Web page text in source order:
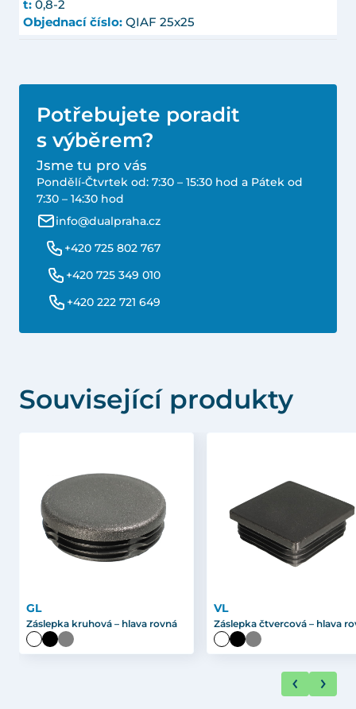
t: 0,8-2
Objednací číslo: QIAF 25x25
Potřebujete poradit
s výběrem?
Jsme tu pro vás
Pondělí-Čtvrtek od: 7:30 – 15:30 hod a Pátek od
7:30 – 14:30 hod
info@dualpraha.cz
+420 725 802 767
+420 725 349 010
+420 222 721 649
Související produkty
GL
Záslepka kruhová – hlava rovná
VL
Záslepka čtvercová – hlava